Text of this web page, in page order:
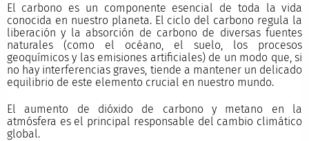
El carbono es un componente esencial de toda la vida
conocida en nuestro planeta. El ciclo del carbono regula la
liberación y la absorción de carbono de diversas fuentes
naturales (como el océano, el suelo, los procesos
geoquímicos y las emisiones artificiales) de un modo que, si
no hay interferencias graves, tiende a mantener un delicado
equilibrio de este elemento crucial en nuestro mundo.
El aumento de dióxido de carbono y metano en la
atmósfera es el principal responsable del cambio climático
global.